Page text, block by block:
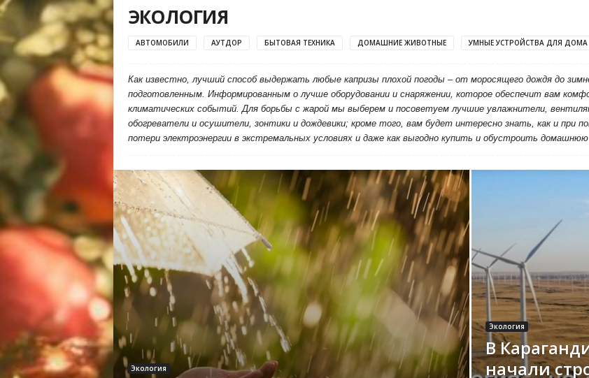
ЭКОЛОГИЯ
АВТОМОБИЛИ АУТДОР БЫТОВАЯ ТЕХНИКА ДОМАШНИЕ ЖИВОТНЫЕ УМНЫЕ УСТРОЙСТВА ДЛЯ ДОМА
Как известно, лучший способ выдержать любые капризы плохой погоды – от моросящего дождя до
подготовленным. Информированным о лучше оборудовании и снаряжении, которое обеспечит вам
климатических событий. Для борьбы с жарой мы выберем и посоветуем лучшие увлажнители,
обогреватели и осушители, зонтики и дождевики; кроме того, вам будет интересно знать, как и при
потери электроэнергии в экстремальных условиях и даже как выгодно купить и обустроить
Экология
Экология
В
начали